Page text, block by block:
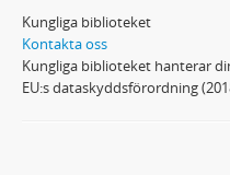
Kungliga biblioteket
Kontakta oss
Kungliga biblioteket hanterar
EU:s dataskyddsförordning